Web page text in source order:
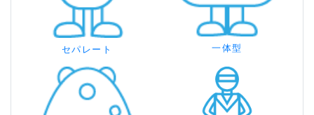
セパレート 一体型